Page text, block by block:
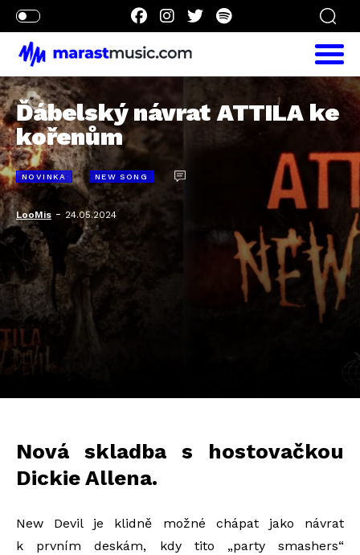
Ďábelský návrat ATTILA ke
kořenům
NOVINKA NEW SONG
LooMis - 24.05.2024
Nová skladba s hostovačkou
Dickie Allena.
New Devil je klidně možné chápat jako návrat
k prvním deskám, kdy tito „party smashers“